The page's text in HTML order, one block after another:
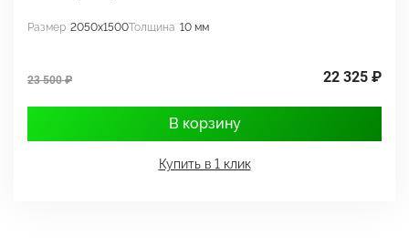
Размер 2050x1500Толщина 10 мм
23 500 ₽ 22 325 ₽
В корзину
Купить в 1 клик